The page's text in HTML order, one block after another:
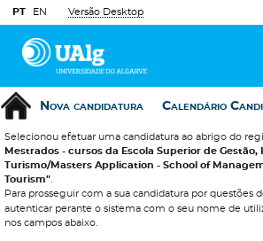
PT EN Versão Desktop
Nova candidatura Calendário
Selecionou efetuar uma candidatura ao abrigo do
Mestrados - cursos da Escola Superior de Gestão,
Turismo/Masters Application - School of
Tourism"
Para prosseguir com a sua candidatura por questões
autenticar perante o sistema com o seu nome de
nos campos abaixo.